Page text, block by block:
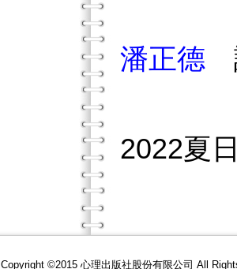
潘正德
2022夏
Copyright ©2015 心理出版社股份有限公司 All